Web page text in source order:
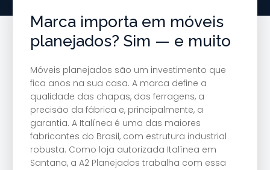
Marca importa em móveis
planejados? Sim — e muito
Móveis planejados são um investimento que
fica anos na sua casa. A marca define a
qualidade das chapas, das ferragens, a
precisão da fábrica e, principalmente, a
garantia. A Italínea é uma das maiores
fabricantes do Brasil, com estrutura industrial
robusta. Como loja autorizada Italínea em
Santana, a A2 Planejados trabalha com essa